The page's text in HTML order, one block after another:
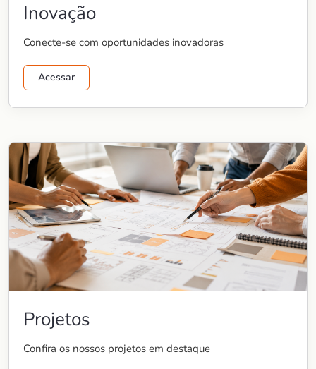
Inovação
Conecte-se com oportunidades inovadoras
Acessar
Projetos
Confira os nossos projetos em destaque